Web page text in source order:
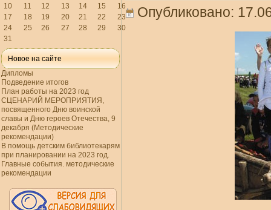
10
11 12 13 14 15
16
17
18 19 20 21 22
23
24
25 26 27 28 29
30
31
Новое на сайте
Дипломы
Подведение итогов
План работы на 2023 год
СЦЕНАРИЙ МЕРОПРИЯТИЯ,
посвященного Дню воинской
славы и Дню героев Отечества, 9
декабря (Методические
рекомендации)
В помощь детским библиотекарям
при планировании на 2023 год.
Главные события. методические
рекомендации
Опубликовано: